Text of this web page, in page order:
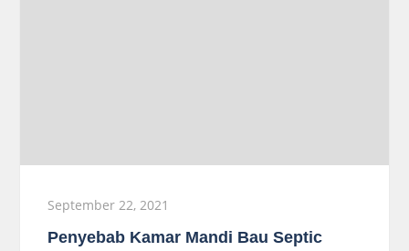
September 22, 2021
Penyebab Kamar Mandi Bau Septic